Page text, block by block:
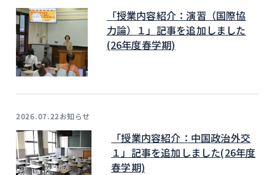
「授業内容紹介：演習（国際協
力論）１」記事を追加しました
(26年度春学期)
2026.07.22お知らせ
「授業内容紹介：中国政治外交
１」記事を追加しました(26年度
春学期)